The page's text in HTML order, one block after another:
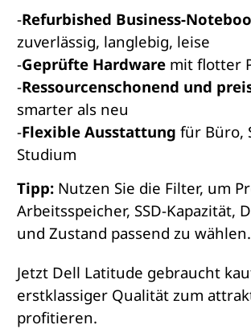
-Refurbished Business-
zuverlässig, langlebig, leise
-Geprüfte Hardware mit flotter
-Ressourcenschonend und
smarter als neu
-Flexible Ausstattung für Büro,
Studium
Tipp: Nutzen Sie die Filter, um
Arbeitsspeicher, SSD-Kapazität,
und Zustand passend zu wählen.
Jetzt Dell Latitude gebraucht
erstklassiger Qualität zum
profitieren.